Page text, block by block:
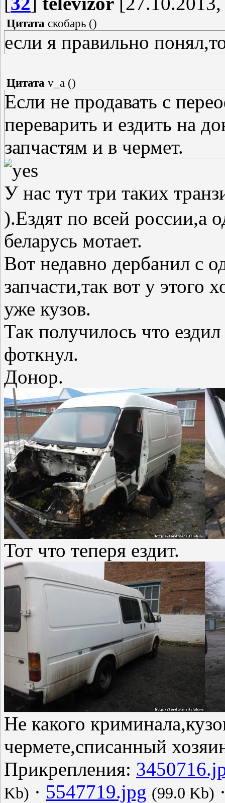
Цитата скобарь ()
если я правильно
Цитата v_a ()
Если не продавать с
переварить и ездить на
запчастям и в чермет.
У нас тут три таких
).Ездят по всей россии,а
беларусь мотает.
Вот недавно дербанил с
запчасти,так вот у этого
уже кузов.
Так получилось что
фоткнул.
Донор.
Тот что теперя ездит.
Не какого
чермете,списанный
Прикрепления:
Kb) · 5547719.jpg (99.0 Kb)